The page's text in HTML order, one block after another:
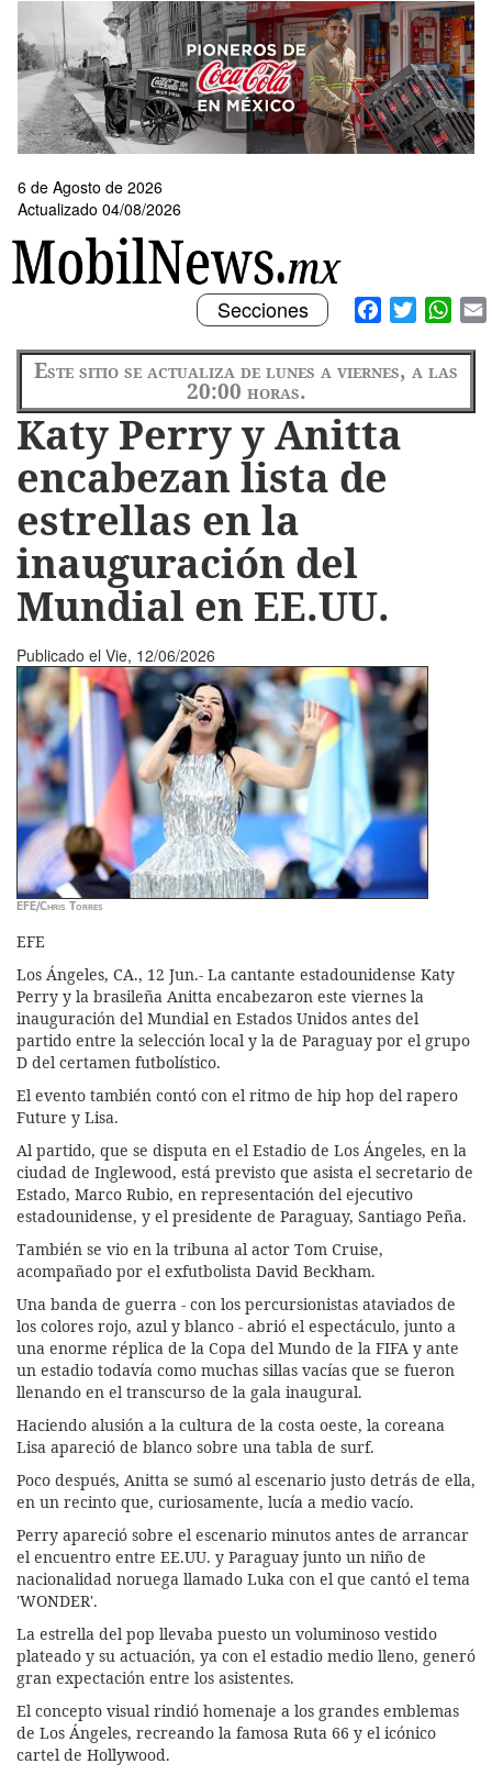
contenido
principal
6 de Agosto de 2026
Actualizado 04/08/2026
Facebook
Twitter
Toggle
navigation
Secciones
Este sitio se actualiza de lunes a viernes, a las
20:00 horas.
Katy Perry y Anitta
encabezan lista de
estrellas en la
inauguración del
Mundial en EE.UU.
Publicado el Vie, 12/06/2026
EFE/Chris Torres
EFE
Los Ángeles, CA., 12 Jun.- La cantante estadounidense Katy
Perry y la brasileña Anitta encabezaron este viernes la
inauguración del Mundial en Estados Unidos antes del
partido entre la selección local y la de Paraguay por el grupo
D del certamen futbolístico.
El evento también contó con el ritmo de hip hop del rapero
Future y Lisa.
Al partido, que se disputa en el Estadio de Los Ángeles, en la
ciudad de Inglewood, está previsto que asista el secretario de
Estado, Marco Rubio, en representación del ejecutivo
estadounidense, y el presidente de Paraguay, Santiago Peña.
También se vio en la tribuna al actor Tom Cruise,
acompañado por el exfutbolista David Beckham.
Una banda de guerra - con los percursionistas ataviados de
los colores rojo, azul y blanco - abrió el espectáculo, junto a
una enorme réplica de la Copa del Mundo de la FIFA y ante
un estadio todavía como muchas sillas vacías que se fueron
llenando en el transcurso de la gala inaugural.
Haciendo alusión a la cultura de la costa oeste, la coreana
Lisa apareció de blanco sobre una tabla de surf.
Poco después, Anitta se sumó al escenario justo detrás de ella,
en un recinto que, curiosamente, lucía a medio vacío.
Perry apareció sobre el escenario minutos antes de arrancar
el encuentro entre EE.UU. y Paraguay junto un niño de
nacionalidad noruega llamado Luka con el que cantó el tema
'WONDER'.
La estrella del pop llevaba puesto un voluminoso vestido
plateado y su actuación, ya con el estadio medio lleno, generó
gran expectación entre los asistentes.
El concepto visual rindió homenaje a los grandes emblemas
de Los Ángeles, recreando la famosa Ruta 66 y el icónico
cartel de Hollywood.